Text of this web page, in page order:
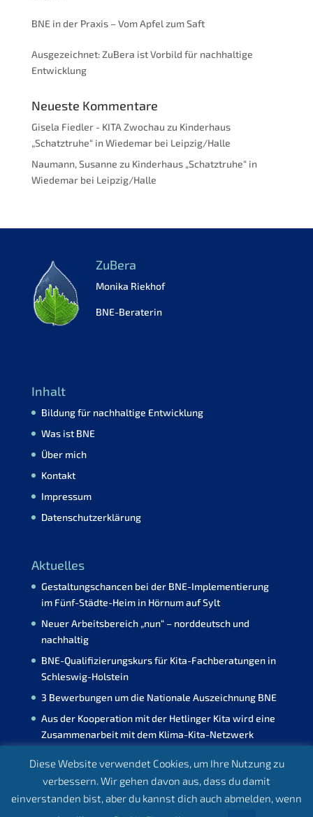
BNE in der Praxis – Vom Apfel zum Saft
Ausgezeichnet: ZuBera ist Vorbild für nachhaltige
Entwicklung
Neueste Kommentare
Gisela Fiedler - KITA Zwochau zu Kinderhaus
„Schatztruhe“ in Wiedemar bei Leipzig/Halle
Naumann, Susanne zu Kinderhaus „Schatztruhe“ in
Wiedemar bei Leipzig/Halle
ZuBera
Monika Riekhof
BNE-Beraterin
Inhalt
Bildung für nachhaltige Entwicklung
Was ist BNE
Über mich
Kontakt
Impressum
Datenschutzerklärung
Aktuelles
Gestaltungschancen bei der BNE-Implementierung
im Fünf-Städte-Heim in Hörnum auf Sylt
Neuer Arbeitsbereich „nun“ – norddeutsch und
nachhaltig
BNE-Qualifizierungskurs für Kita-Fachberatungen in
Schleswig-Holstein
3 Bewerbungen um die Nationale Auszeichnung BNE
Aus der Kooperation mit der Hetlinger Kita wird eine
Zusammenarbeit mit dem Klima-Kita-Netzwerk
Diese Website verwendet Cookies, um Ihre Nutzung zu
verbessern. Wir gehen davon aus, dass du damit
einverstanden bist, aber du kannst dich auch abmelden, wenn